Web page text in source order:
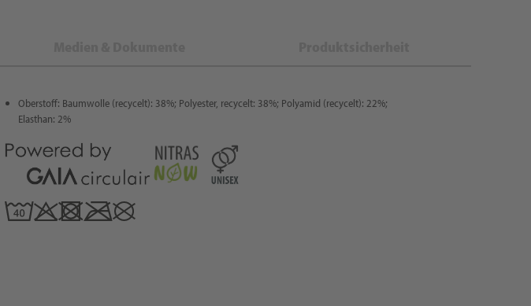
Oberstoff: Baumwolle (recycelt): 38%; Polyester, recycelt: 38%; Polyamid (recycelt): 22%;
Elasthan: 2%